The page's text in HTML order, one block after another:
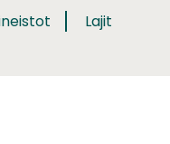
Lajit